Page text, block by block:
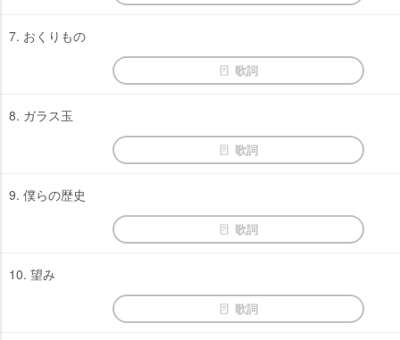
7. おくりもの
歌詞
8. ガラス玉
歌詞
9. 僕らの歴史
歌詞
10. 望み
歌詞